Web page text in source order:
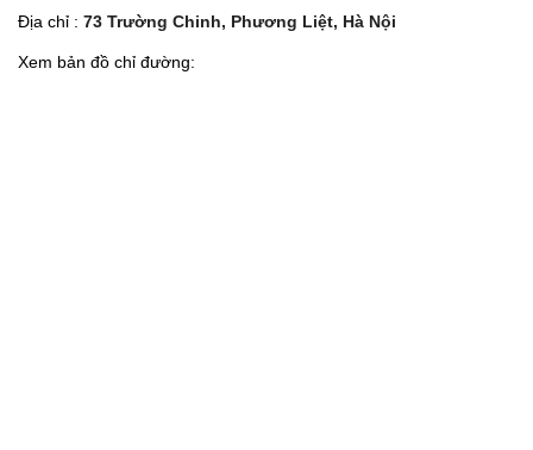
Địa chỉ : 73 Trường Chinh, Phương Liệt, Hà Nội
Xem bản đồ chỉ đường: